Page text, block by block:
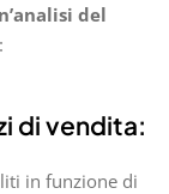
del
di vendita:
in funzione di